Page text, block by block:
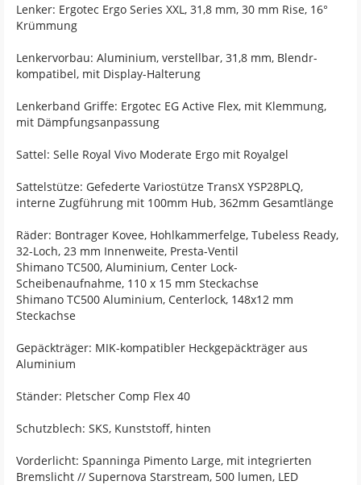
Lenker: Ergotec Ergo Series XXL, 31,8 mm, 30 mm Rise, 16°
Krümmung
Lenkervorbau: Aluminium, verstellbar, 31,8 mm, Blendr-
kompatibel, mit Display-Halterung
Lenkerband Griffe: Ergotec EG Active Flex, mit Klemmung,
mit Dämpfungsanpassung
Sattel: Selle Royal Vivo Moderate Ergo mit Royalgel
Sattelstütze: Gefederte Variostütze TransX YSP28PLQ,
interne Zugführung mit 100mm Hub, 362mm Gesamtlänge
Räder: Bontrager Kovee, Hohlkammerfelge, Tubeless Ready,
32-Loch, 23 mm Innenweite, Presta-Ventil
Shimano TC500, Aluminium, Center Lock-
Scheibenaufnahme, 110 x 15 mm Steckachse
Shimano TC500 Aluminium, Centerlock, 148x12 mm
Steckachse
Gepäckträger: MIK-kompatibler Heckgepäckträger aus
Aluminium
Ständer: Pletscher Comp Flex 40
Schutzblech: SKS, Kunststoff, hinten
Vorderlicht: Spanninga Pimento Large, mit integrierten
Bremslicht // Supernova Starstream, 500 lumen, LED